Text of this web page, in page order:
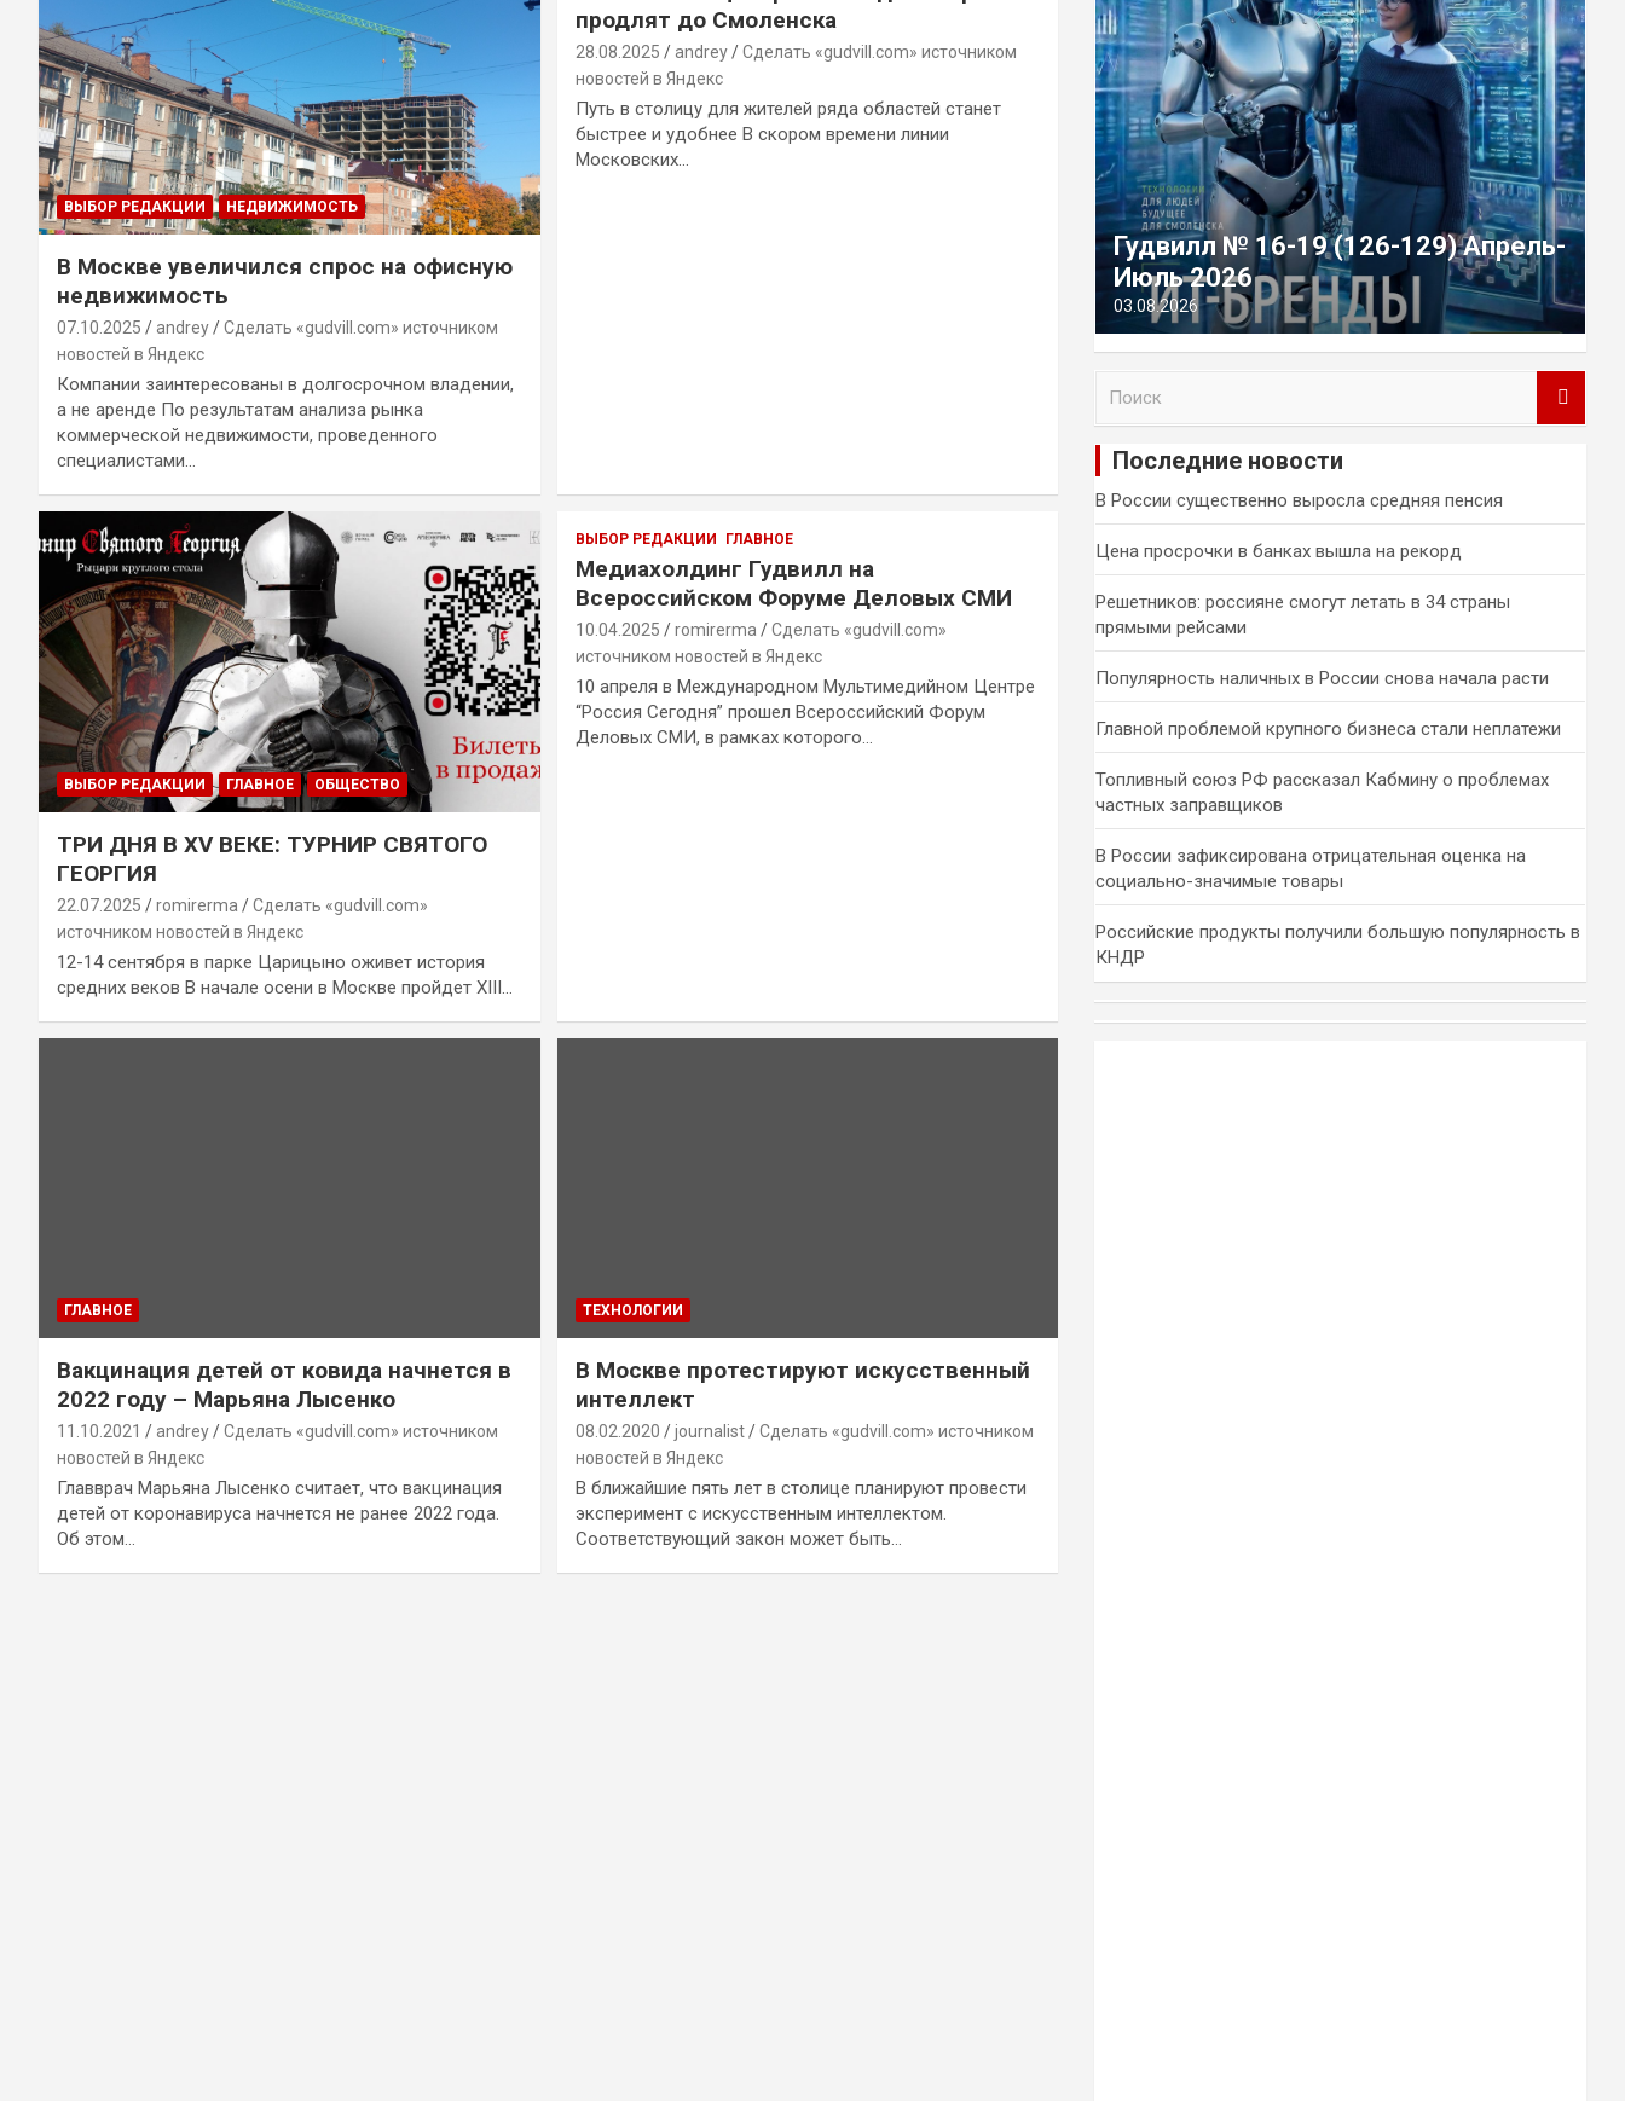
ВЫБОР РЕДАКЦИИ НЕДВИЖИМОСТЬ
В Москве увеличился спрос на офисную
недвижимость
07.10.2025 andrey
Сделать «gudvill.com» источником
новостей в Яндекс
Компании заинтересованы в долгосрочном владении,
а не аренде По результатам анализа рынка
коммерческой недвижимости, проведенного
специалистами…
продлят до Смоленска
28.08.2025 andrey
Сделать «gudvill.com» источником
новостей в Яндекс
Путь в столицу для жителей ряда областей станет
быстрее и удобнее В скором времени линии
Московских…
ВЫБОР РЕДАКЦИИ ГЛАВНОЕ ОБЩЕСТВО
ТРИ ДНЯ В XV ВЕКЕ: ТУРНИР СВЯТОГО
ГЕОРГИЯ
22.07.2025 romirerma
Сделать «gudvill.com»
источником новостей в Яндекс
12-14 сентября в парке Царицыно оживет история
средних веков В начале осени в Москве пройдет XIII…
ВЫБОР РЕДАКЦИИ ГЛАВНОЕ
Медиахолдинг Гудвилл на
Всероссийском Форуме Деловых СМИ
10.04.2025 romirerma
Сделать «gudvill.com»
источником новостей в Яндекс
10 апреля в Международном Мультимедийном Центре
“Россия Сегодня” прошел Всероссийский Форум
Деловых СМИ, в рамках которого…
ГЛАВНОЕ
Вакцинация детей от ковида начнется в
2022 году – Марьяна Лысенко
11.10.2021 andrey
Сделать «gudvill.com» источником
новостей в Яндекс
Главврач Марьяна Лысенко считает, что вакцинация
детей от коронавируса начнется не ранее 2022 года.
Об этом…
ТЕХНОЛОГИИ
В Москве протестируют искусственный
интеллект
08.02.2020 journalist
Сделать «gudvill.com» источником
новостей в Яндекс
В ближайшие пять лет в столице планируют провести
эксперимент с искусственным интеллектом.
Соответствующий закон может быть…
Гудвилл № 16-19 (126-129) Апрель-
Июль 2026
03.08.2026
и
Последние новости
В России существенно выросла средняя пенсия
Цена просрочки в банках вышла на рекорд
Решетников: россияне смогут летать в 34 страны
прямыми рейсами
Популярность наличных в России снова начала расти
Главной проблемой крупного бизнеса стали неплатежи
Топливный союз РФ рассказал Кабмину о проблемах
частных заправщиков
В России зафиксирована отрицательная оценка на
социально-значимые товары
Российские продукты получили большую популярность в
КНДР